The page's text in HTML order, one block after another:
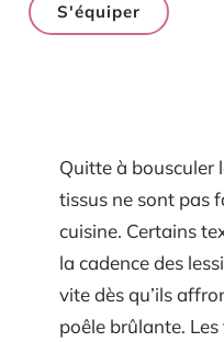
S'équiper
Quitte à bousculer
tissus ne sont pas
cuisine. Certains
la cadence des
vite dès qu’ils
poêle brûlante.